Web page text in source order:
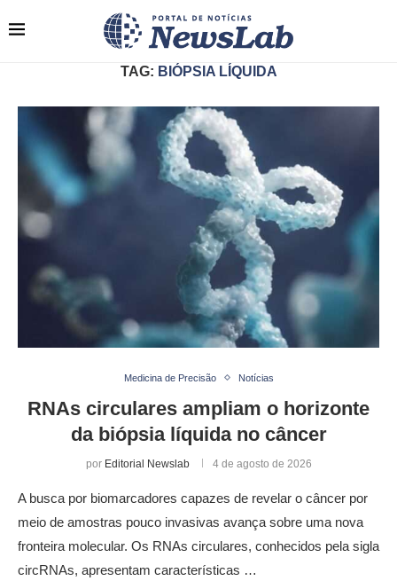
TAG: BIÓPSIA LÍQUIDA
Medicina de Precisão Notícias
RNAs circulares ampliam o horizonte
da biópsia líquida no câncer
por Editorial Newslab 4 de agosto de 2026
A busca por biomarcadores capazes de revelar o câncer por
meio de amostras pouco invasivas avança sobre uma nova
fronteira molecular. Os RNAs circulares, conhecidos pela sigla
circRNAs, apresentam características …